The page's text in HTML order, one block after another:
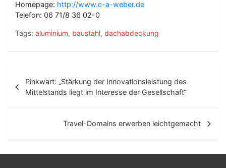
Homepage: http://www.c-a-weber.de
Telefon: 06 71/8 36 02-0
Tags: aluminium, baustahl, dachabdeckung
e
i
r
Pinkwart: „Stärkung der Innovationsleistung des
Mittelstands liegt im Interesse der Gesellschaft“
Travel-Domains erwerben leichtgemacht